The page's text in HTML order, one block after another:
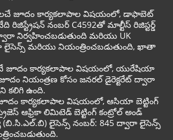
జూదం కార్యకలాపాల విషయంలో, డాఫాబెట్
రిజిస్ట్రేషన్ నంబర్ C4592తో మాల్టీస్ రిజిస్టర్డ్
నిర్వహించబడుతుంది మరియు UK
లైసెన్స్ మరియు నియంత్రించబడుతుంది, ఖాతా
జూదం కార్యకలాపాల విషయంలో, యురేషియా
నియంత్రణ కోసం జనరల్ డైరెక్టరేట్ ద్వారా
కలిగి ఉంది.
జూదం కార్యకలాపాల విషయంలో, ఆసియా బెట్టింగ్
ఆఫ్రికా లిమిటెడ్ బెట్టింగ్ కంట్రోల్ అండ్
(బి.సి.ఎల్.బి) లైసెన్స్ నంబర్: 845 ద్వారా లైసెన్స్